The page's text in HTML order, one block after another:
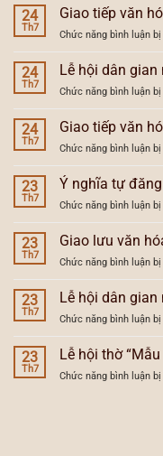
24
Th7
Giao tiếp văn
Chức năng bình luận
24
Th7
Lễ hội dân gian
Chức năng bình luận
24
Th7
Giao tiếp văn
Chức năng bình luận
23
Th7
Ý nghĩa tự
Chức năng bình luận
23
Th7
Giao lưu văn
Chức năng bình luận
23
Th7
Lễ hội dân
Chức năng bình luận
23
Th7
Lễ hội thờ
Chức năng bình luận